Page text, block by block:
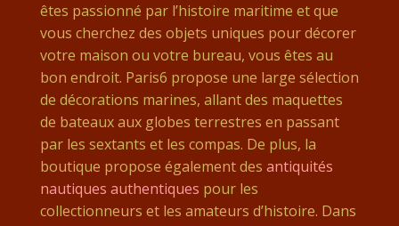
êtes passionné par l’histoire maritime et que
vous cherchez des objets uniques pour décorer
votre maison ou votre bureau, vous êtes au
bon endroit. Paris6 propose une large sélection
de décorations marines, allant des maquettes
de bateaux aux globes terrestres en passant
par les sextants et les compas. De plus, la
boutique propose également des antiquités
nautiques authentiques pour les
collectionneurs et les amateurs d’histoire. Dans